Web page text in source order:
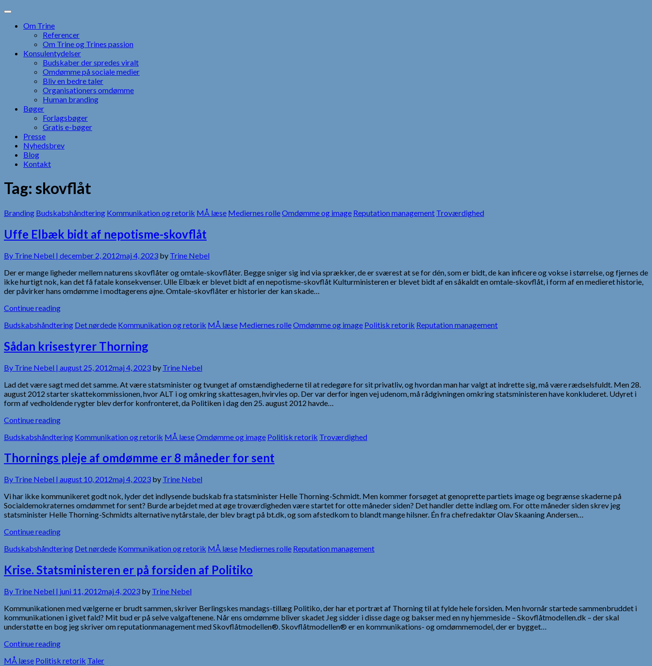
Skip
contentOm Trine
Referencer
Om Trine og Trines passion
Konsulentydelser
Budskaber der spredes viralt
Omdømme på sociale medier
Bliv en bedre taler
Organisationers omdømme
Human branding
Bøger
Forlagsbøger
Gratis e-bøger
Presse
Nyhedsbrev
Blog
Kontakt
Tag: skovflåt
Branding Budskabshåndtering Kommunikation og retorik MÅ læse Mediernes rolleOmdømme og image Reputation management Troværdighed
Uffe Elbæk bidt af nepotisme-skovflåt
By Trine Nebel | december 2, 2012maj 4, 2023 by Trine Nebel
Der er mange ligheder mellem naturens skovflåter og omtale-skovflåter. Begge sniger sig ind via sprækker, de er sværest at se for dén, som er bidt, de kan inficere og vokse i størrelse, og fjernes de
ikke hurtigt nok, kan det få fatale konsekvenser. Ulle Elbæk er blevet bidt af en nepotisme-skovflåt Kulturministeren er blevet bidt af en såkaldt en omtale-skovflåt, i form af en medieret historie,
der påvirker hans omdømme i modtagerens øjne. Omtale-skovflåter er historier der kan skade…
Continue reading
Budskabshåndtering Det nørdede Kommunikation og retorik MÅ læse Mediernes rolleOmdømme og image Politisk retorik Reputation management
Sådan krisestyrer Thorning
By Trine Nebel | august 25, 2012maj 4, 2023 by Trine Nebel
Lad det være sagt med det samme. At være statsminister og tvunget af omstændighederne til at redegøre for sit privatliv, og hvordan man har valgt at indrette sig, må være rædselsfuldt. Men 28.
august 2012 starter skattekommissionen, hvor ALT i og omkring skattesagen, hvirvles op. Der var derfor ingen vej udenom, må rådgivningen omkring statsministeren have konkluderet. Udyret i
form af vedholdende rygter blev derfor konfronteret, da Politiken i dag den 25. august 2012 havde…
Continue reading
Budskabshåndtering Kommunikation og retorik MÅ læseOmdømme og image Politisk retorik Troværdighed
Thornings pleje af omdømme er 8 måneder for sent
By Trine Nebel | august 10, 2012maj 4, 2023 by Trine Nebel
Vi har ikke kommunikeret godt nok, lyder det indlysende budskab fra statsminister Helle Thorning-Schmidt. Men kommer forsøget at genoprette partiets image og begrænse skaderne på
Socialdemokraternes omdømmet for sent? Burde arbejdet med at øge troværdigheden være startet for otte måneder siden? Det handler dette indlæg om. For otte måneder siden skrev jeg
statsminister Helle Thorning-Schmidts alternative nytårstale, der blev bragt på bt.dk, og som afstedkom to blandt mange hilsner. Én fra chefredaktør Olav Skaaning Andersen…
Continue reading
Budskabshåndtering Det nørdede Kommunikation og retorik MÅ læse Mediernes rolle Reputation management
Krise. Statsministeren er på forsiden af Politiko
By Trine Nebel | juni 11, 2012maj 4, 2023 by Trine Nebel
Kommunikationen med vælgerne er brudt sammen, skriver Berlingskes mandags-tillæg Politiko, der har et portræt af Thorning til at fylde hele forsiden. Men hvornår startede sammenbruddet i
kommunikationen i givet fald? Mit bud er på selve valgaftenene. Når ens omdømme bliver skadet Jeg sidder i disse dage og bakser med en ny hjemmeside – Skovflåtmodellen.dk – der skal
understøtte en bog jeg skriver om reputationmanagement med Skovflåtmodellen®. Skovflåtmodellen® er en kommunikations- og omdømmemodel, der er bygget…
Continue reading
MÅ læse Politisk retorik Taler